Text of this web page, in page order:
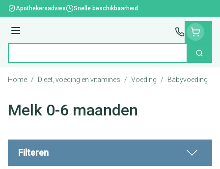
Ga naar de inhoud
Apothekersadvies Snelle beschikbaarheid
Menu
Zoek
Home / Dieet, voeding en vitamines / Voeding / Babyvoeding
Melk 0-6 maanden
Filteren